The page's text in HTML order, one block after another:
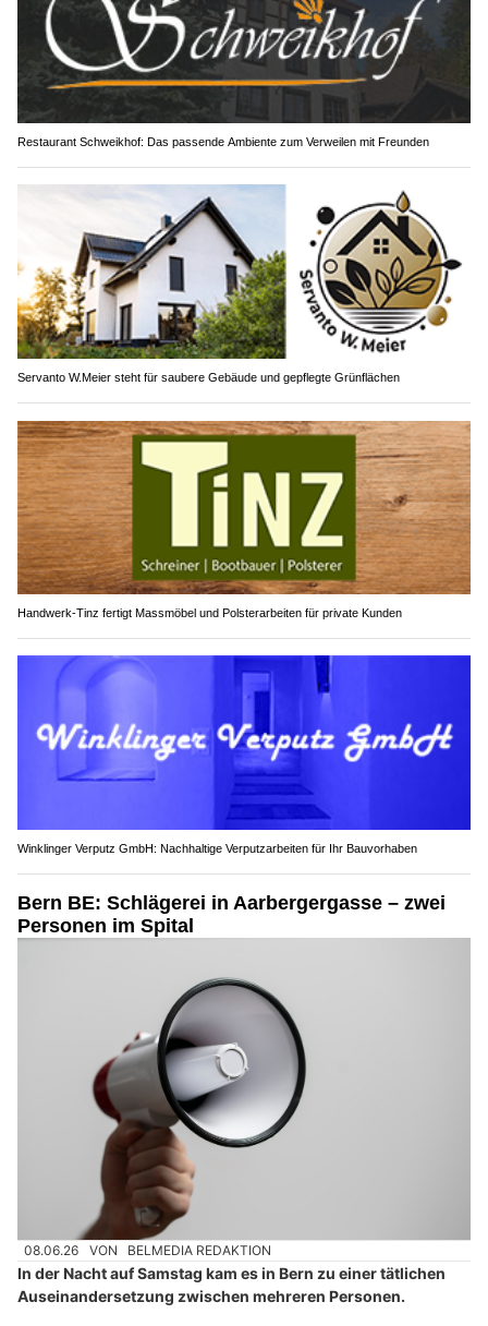
Restaurant Schweikhof: Das passende Ambiente zum Verweilen mit Freunden
Servanto W.Meier steht für saubere Gebäude und gepflegte Grünflächen
Handwerk-Tinz fertigt Massmöbel und Polsterarbeiten für private Kunden
Winklinger Verputz GmbH: Nachhaltige Verputzarbeiten für Ihr Bauvorhaben
Bern BE: Schlägerei in Aarbergergasse – zwei
Personen im Spital
08.06.26 VON BELMEDIA REDAKTION
In der Nacht auf Samstag kam es in Bern zu einer tätlichen
Auseinandersetzung zwischen mehreren Personen.